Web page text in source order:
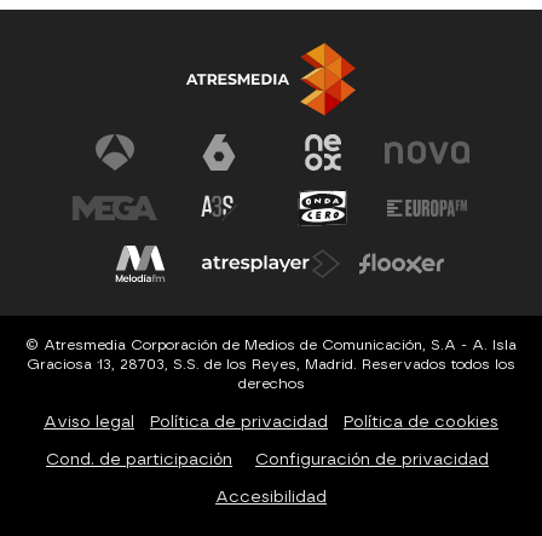
© Atresmedia Corporación de Medios de Comunicación, S.A - A. Isla
Graciosa 13, 28703, S.S. de los Reyes, Madrid. Reservados todos los
derechos
Aviso legal Política de privacidad Política de cookies
Cond. de participación Configuración de privacidad
Accesibilidad